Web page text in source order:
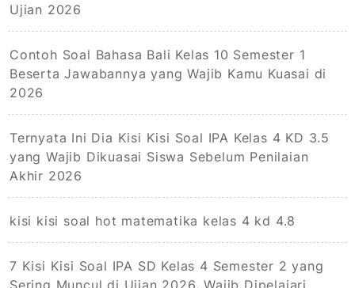
Ujian 2026
Contoh Soal Bahasa Bali Kelas 10 Semester 1
Beserta Jawabannya yang Wajib Kamu Kuasai di
2026
Ternyata Ini Dia Kisi Kisi Soal IPA Kelas 4 KD 3.5
yang Wajib Dikuasai Siswa Sebelum Penilaian
Akhir 2026
kisi kisi soal hot matematika kelas 4 kd 4.8
7 Kisi Kisi Soal IPA SD Kelas 4 Semester 2 yang
Sering Muncul di Ujian 2026, Wajib Dipelajari